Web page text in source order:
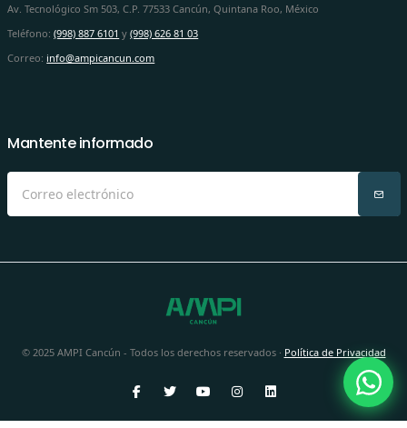
Av. Tecnológico Sm 503, C.P. 77533 Cancún, Quintana Roo, México
Teléfono:(998) 887 6101 y(998) 626 81 03
Correo: info@ampicancun.com
Mantente informado
© 2025 AMPI Cancún - Todos los derechos reservados · Política de Privacidad